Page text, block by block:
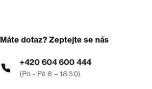
Máte dotaz? Zeptejte se nás
+420 604 600 444
(Po - Pá 8 – 18:30)